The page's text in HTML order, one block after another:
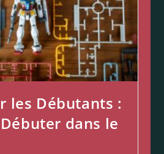
les Débutants :
dans le